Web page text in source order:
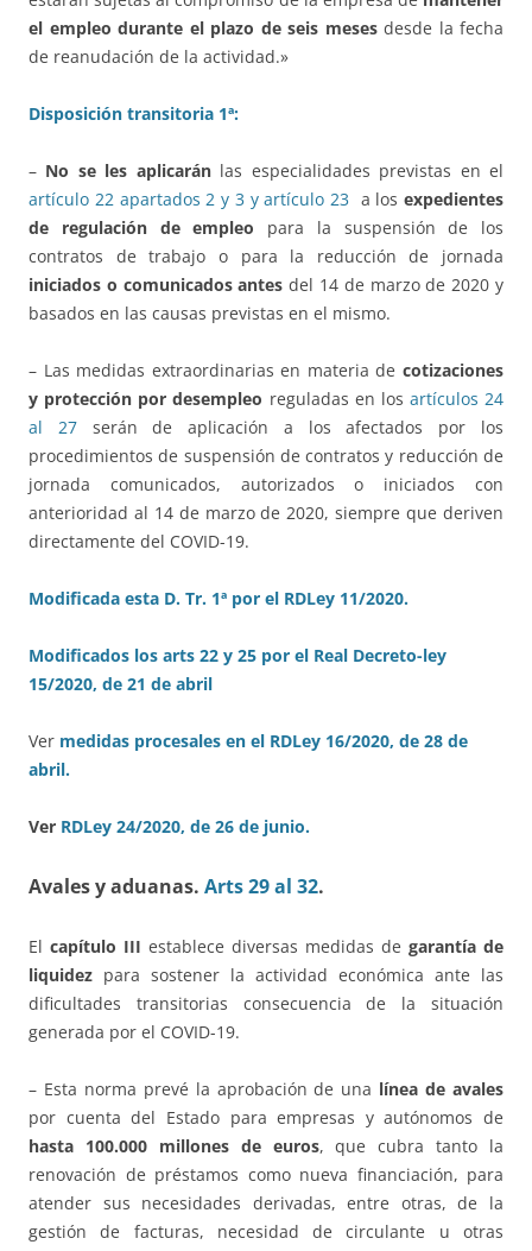
el empleo durante el plazo de seis mesesdesde la fecha
de reanudación de la actividad.»
Disposición transitoria 1ª:
– No se les aplicaránlas especialidades previstas en el
artículo 22 apartados 2 y 3 y artículo 23 a los expedientes
de regulación de empleo para la suspensión de los
contratos de trabajo o para la reducción de jornada
iniciados o comunicados antes del 14 de marzo de 2020 y
basados en las causas previstas en el mismo.
– Las medidas extraordinarias en materia de cotizaciones
y protección por desempleo reguladas en los artículos 24
al 27serán de aplicación a los afectados por los
procedimientos de suspensión de contratos y reducción de
jornada comunicados, autorizados o iniciados con
anterioridad al 14 de marzo de 2020, siempre que deriven
directamente del COVID-19.
Modificada esta D. Tr. 1ª por el RDLey 11/2020.
Modificados los arts 22 y 25 por el Real Decreto-ley
15/2020, de 21 de abril
Ver medidas procesales en el RDLey 16/2020, de 28 de
abril.
Ver RDLey 24/2020, de 26 de junio.
Avales y aduanas. Arts 29 al 32.
El capítulo III establece diversas medidas de garantía de
liquidez para sostener la actividad económica ante las
dificultades transitorias consecuencia de la situación
generada por el COVID-19.
– Esta norma prevé la aprobación de una línea de avales
por cuenta del Estado para empresas y autónomos de
hasta 100.000 millones de euros, que cubra tanto la
renovación de préstamos como nueva financiación, para
atender sus necesidades derivadas, entre otras, de la
gestión de facturas, necesidad de circulante u otras